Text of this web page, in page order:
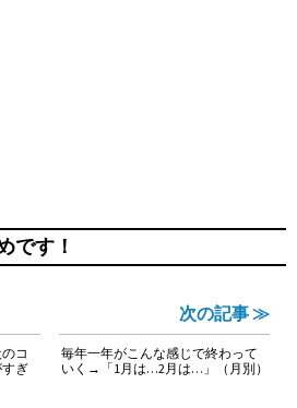
です！
コ
ぎ
次の記事 ≫
毎年一年がこんな感じで終わって
いく→「1月は…2月は…」（月別）